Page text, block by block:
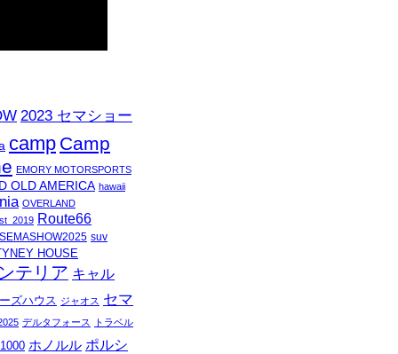
2023 セマショー
camp Camp
EMORY MOTORSPORTS
OLD AMERICA hawaii
OVERLAND
Route66
SEMASHOW2025 suv
HOUSE
テリア キャル
ズハウス ジャオス セマ
デルタフォース トラベル
ホノルル ポルシ